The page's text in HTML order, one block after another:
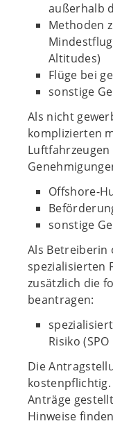
außerhalb
Methoden
Altitudes)
Flüge bei
sonstige
Als nicht
komplizierten
Luftfahrzeugen
Offshore-
sonstige
Als Betreiberin
spezialisierten
zusätzlich die
beantragen:
Risiko
Die
Anträge
Hinweise